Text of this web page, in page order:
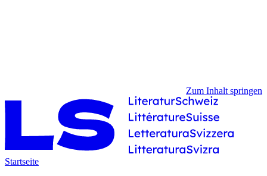
Zum Inhalt springen
Startseite